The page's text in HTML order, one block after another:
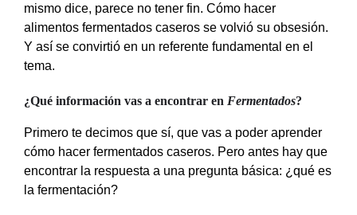
mismo dice, parece no tener fin. Cómo hacer
alimentos fermentados caseros se volvió su obsesión.
Y así se convirtió en un referente fundamental en el
tema.
¿Qué información vas a encontrar en Fermentados?
Primero te decimos que sí, que vas a poder aprender
cómo hacer fermentados caseros. Pero antes hay que
encontrar la respuesta a una pregunta básica: ¿qué es
la fermentación?